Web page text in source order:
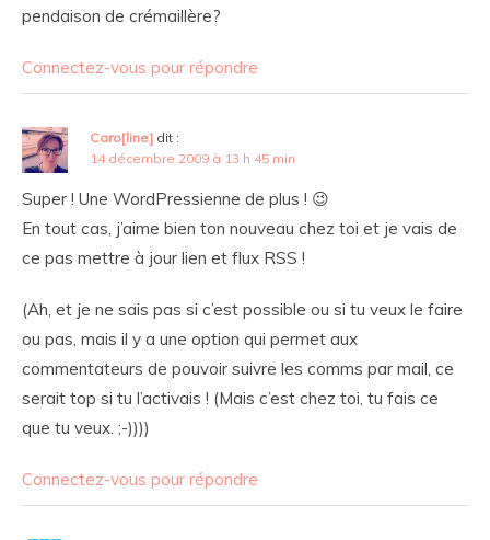
pendaison de crémaillère?
Connectez-vous pour répondre
Caro[line] dit :
14 décembre 2009 à 13 h 45 min
Super ! Une WordPressienne de plus ! 😉
En tout cas, j’aime bien ton nouveau chez toi et je vais de
ce pas mettre à jour lien et flux RSS !
(Ah, et je ne sais pas si c’est possible ou si tu veux le faire
ou pas, mais il y a une option qui permet aux
commentateurs de pouvoir suivre les comms par mail, ce
serait top si tu l’activais ! (Mais c’est chez toi, tu fais ce
que tu veux. ;-))))
Connectez-vous pour répondre